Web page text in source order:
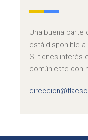
Una buena parte
está disponible a
Si tienes interés
comúnicate con